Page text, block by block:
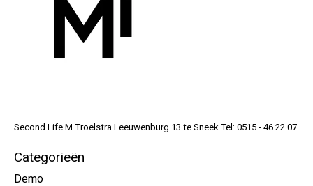
Second Life M.Troelstra Leeuwenburg 13 te Sneek Tel: 0515 - 46 22 07
Categorieën
Demo